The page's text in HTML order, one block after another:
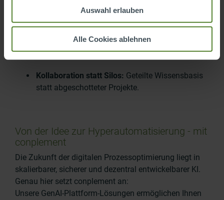
Auswahl erlauben
Alle Cookies ablehnen
Unabhängigkeit:Anwendungen entstehen
dezentral – aber auf einem gemeinsamen,
sicheren Fundament.
Kollaboration statt Silos: Geteilte Wissensbasis
statt abgeschotteter Projekte.
Von der Idee zur Hyperautomatisierung - mit
conplement
Die Zukunft der digitalen Prozessoptimierung liegt in
skalierbarer, sicherer und dezentral entwickelbarer KI.
Genau hier setzt conplement an:
Unsere GenAI-Plattform-Lösungen ermöglichen Ihnen